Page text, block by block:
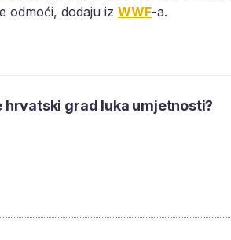
odmoći, dodaju iz WWF-a.
hrvatski grad luka umjetnosti?